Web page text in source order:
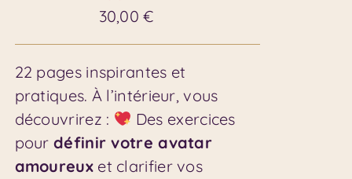
30,00€
22 pages inspirantes et
pratiques. À l’intérieur, vous
découvrirez :
Des exercices
pourdéfinir votre avatar
amoureuxet clarifier vos